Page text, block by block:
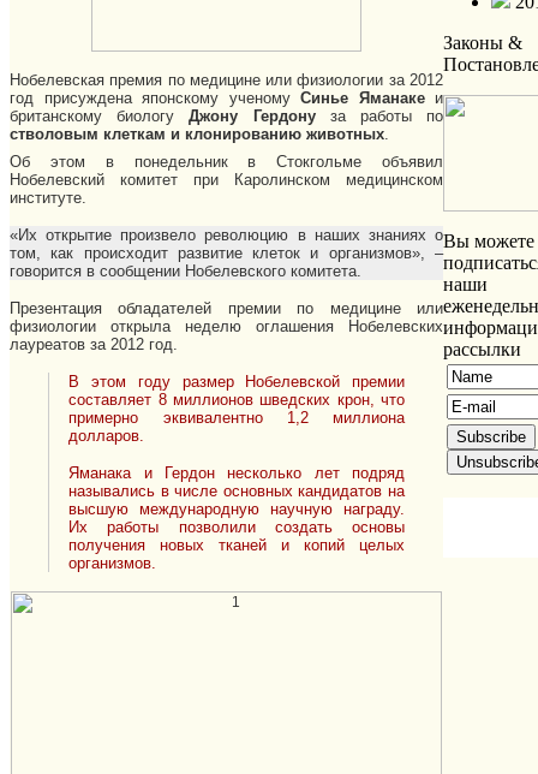
Нобелевская премия по медицине или физиологии за 2012
год присуждена японскому ученому Синье Яманакеи
британскому биологуДжону Гердонуза работы по
стволовым клеткам и клонированию животных
Об этом в понедельник в Стокгольме объявил
Нобелевский комитет при Каролинском медицинском
институте.
«Их открытие произвело революцию в наших знаниях о
том, как происходит развитие клеток и организмов», –
говорится в сообщении Нобелевского комитета.
Презентация обладателей премии по медицине или
физиологии открыла неделю оглашения Нобелевских
лауреатов за 2012 год.
В этом году размер Нобелевской премии
составляет 8 миллионов шведских крон, что
примерно эквивалентно 1,2 миллиона
долларов.
Яманака и Гердон несколько лет подряд
назывались в числе основных кандидатов на
высшую международную научную награду.
Их работы позволили создать основы
получения новых тканей и копий целых
организмов.
Законы &
Вы можете
наши
рассылки